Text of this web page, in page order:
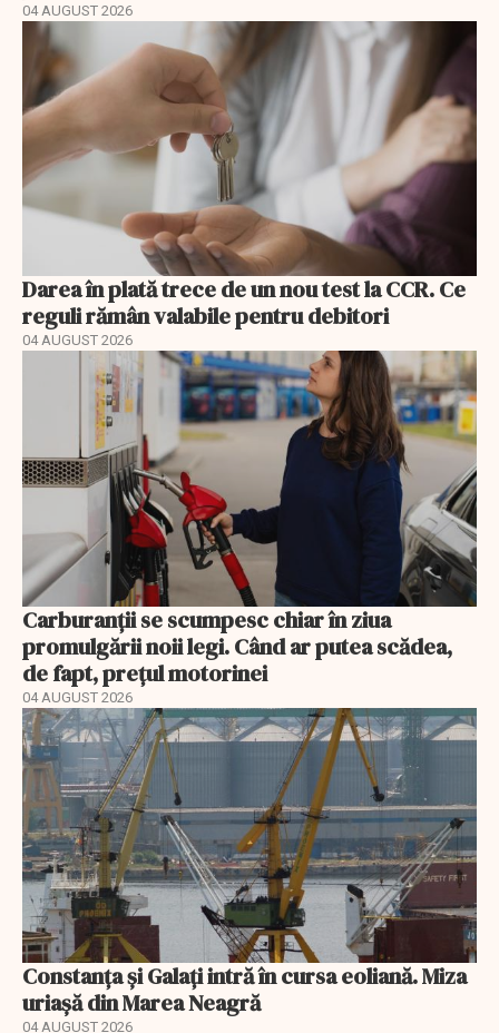
04 AUGUST 2026
Darea în plată trece de un nou test la CCR. Ce
reguli rămân valabile pentru debitori
04 AUGUST 2026
Carburanții se scumpesc chiar în ziua
promulgării noii legi. Când ar putea scădea,
de fapt, prețul motorinei
04 AUGUST 2026
Constanța și Galați intră în cursa eoliană. Miza
uriașă din Marea Neagră
04 AUGUST 2026